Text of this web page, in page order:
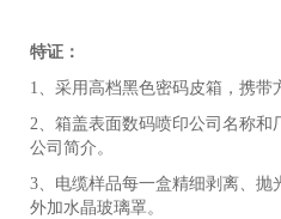
特证：
1、采用高档黑色密码皮箱，携带
2、箱盖表面数码喷印公司名称和
公司简介。
3、电缆样品每一盒精细剥离、抛
外加水晶玻璃罩。